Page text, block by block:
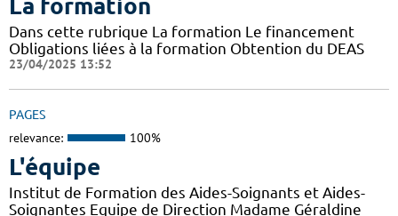
La formation
Dans cette rubrique La formation Le financement
Obligations liées à la formation Obtention du DEAS
23/04/2025 13:52
PAGES
relevance: 100%
L'équipe
Institut de Formation des Aides-Soignants et Aides-
Soignantes Equipe de Direction Madame Géraldine